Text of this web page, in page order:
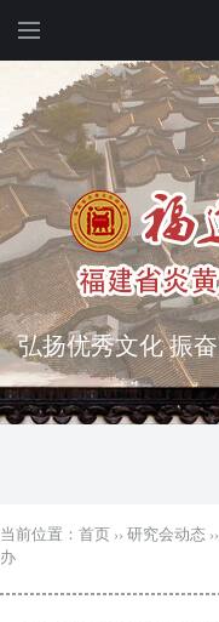
弘扬优秀文化 振
瑰宝 宣传中华精英
突出海西特色 报
今用 力求雅俗共赏
当前位置： 首页 ›› 研究会动态 ››
办